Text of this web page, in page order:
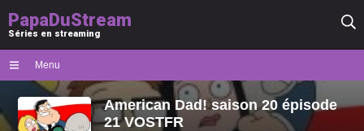
PapaDuStream
Séries en streaming
Menu
American Dad! saison 20 épisode
21 VOSTFR